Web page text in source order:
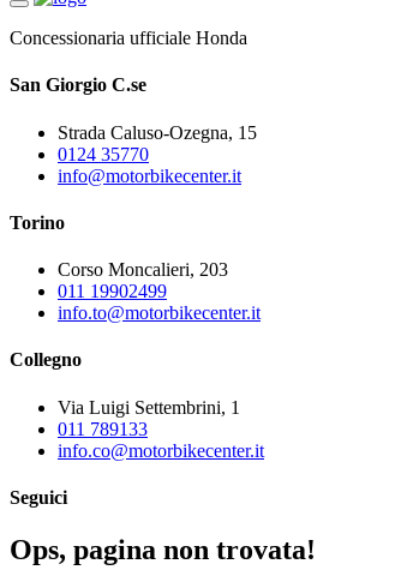
Concessionaria ufficiale Honda
San Giorgio C.se
Strada Caluso-Ozegna, 15
0124 35770
info@motorbikecenter.it
Torino
Corso Moncalieri, 203
011 19902499
info.to@motorbikecenter.it
Collegno
Via Luigi Settembrini, 1
011 789133
info.co@motorbikecenter.it
Seguici
Ops, pagina non trovata!